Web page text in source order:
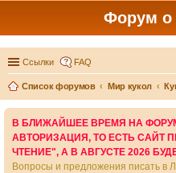
Форум о
Ссылки FAQ
Список форумов Мир кукол
В БЛИЖАЙШЕЕ ВРЕМЯ НА
АВТОРИЗАЦИЯ, ТО ЕСТЬ САЙТ
ЧТЕНИЕ", А В АВГУСТЕ 2026
Вопросы и предложения писать в